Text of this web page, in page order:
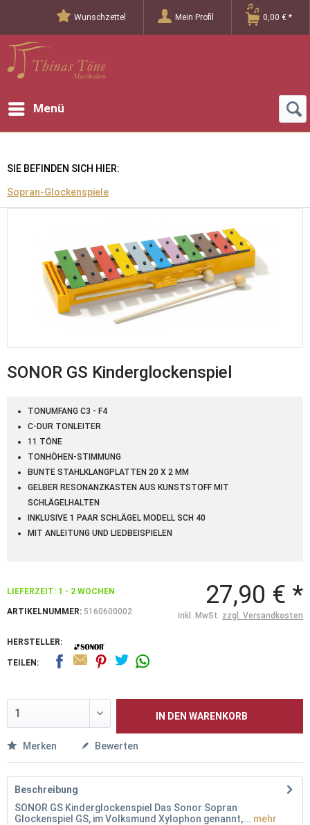
Wunschzettel Mein Profil 0,00 € *
Menü
SIE BEFINDEN SICH HIER:
Sopran-Glockenspiele
SONOR GS Kinderglockenspiel
TONUMFANG C3 - F4
C-DUR TONLEITER
11 TÖNE
TONHÖHEN-STIMMUNG
BUNTE STAHLKLANGPLATTEN 20 X 2 MM
GELBER RESONANZKASTEN AUS KUNSTSTOFF MIT
SCHLÄGELHALTEN
INKLUSIVE 1 PAAR SCHLÄGEL MODELL SCH 40
MIT ANLEITUNG UND LIEDBEISPIELEN
LIEFERZEIT: 1 - 2 WOCHEN
ARTIKELNUMMER: 5160600002
HERSTELLER:
27,90 € *
inkl. MwSt. zzgl. Versandkosten
TEILEN:
IN DEN WARENKORB
Merken Bewerten
Beschreibung
SONOR GS Kinderglockenspiel Das Sonor Sopran
Glockenspiel GS, im Volksmund Xylophon genannt,... mehr